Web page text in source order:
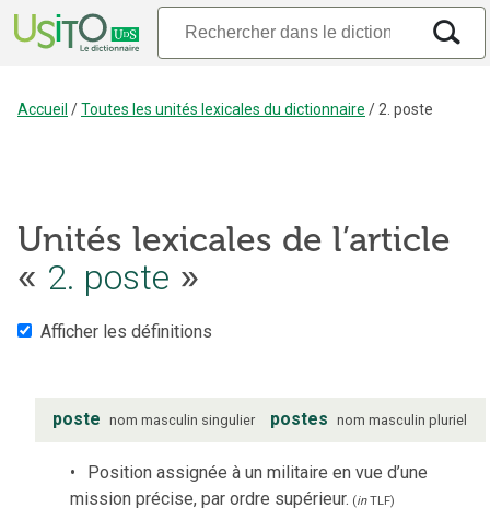
Accueil /Toutes les unités lexicales du dictionnaire / 2. poste
Unités lexicales de l’article
« 2. poste »
Afficher les définitions
poste nom masculin singulier postes nom masculin pluriel
Position assignée à un militaire en vue d’une
mission précise, par ordre supérieur. (inTLF)